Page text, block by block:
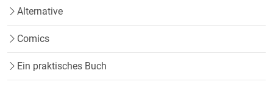
Alternative
Comics
Ein praktisches Buch